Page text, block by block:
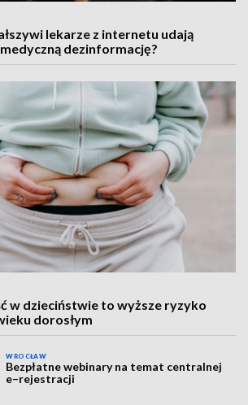
lekarze z internetu udają
dezinformację?
w dzieciństwie to wyższe ryzyko
dorosłym
WROCŁAW
Bezpłatne webinary na temat centralnej
e–rejestracji